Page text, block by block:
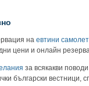
на евтини
цени и онлайн
за всякакви
български вестници,